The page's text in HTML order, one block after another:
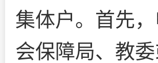
集体户。首先
会保障局、教